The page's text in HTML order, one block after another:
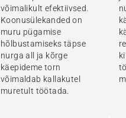
võimalikult efektiivsed.
Koonusülekanded on
muru pügamise
hõlbustamiseks täpse
nurga all ja kõrge
käepideme torn
võimaldab kallakutel
muretult töötada.